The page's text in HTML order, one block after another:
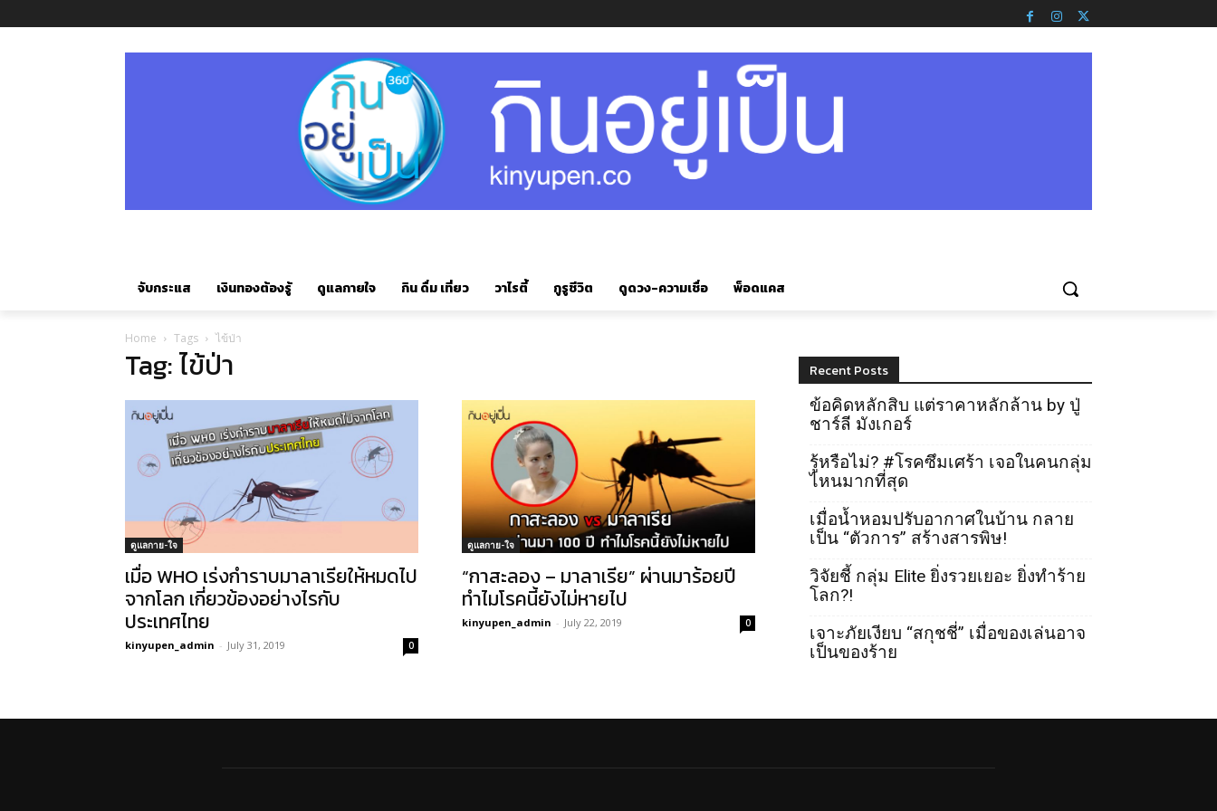
จับกระแส เงินทองต้องรู้ ดูแลกายใจ กิน ดื่ม เที่ยว วาไรตี้ กูรูชีวิต ดูดวง-ความเชื่อ พ็อดแคส
Home Tags ไข้ป่า
Tag: ไข้ป่า
ดูแลกาย-ใจ
เมื่อ WHO เร่งกำราบมาลาเรียให้หมดไป
จากโลก เกี่ยวข้องอย่างไรกับ
ประเทศไทย
kinyupen_admin - July 31, 2019 0
ดูแลกาย-ใจ
“กาสะลอง – มาลาเรีย” ผ่านมาร้อยปี
ทำไมโรคนี้ยังไม่หายไป
kinyupen_admin - July 22, 2019 0
Recent Posts
ข้อคิดหลักสิบ แต่ราคาหลักล้าน by ปู่
ชาร์ลี มังเกอร์
รู้หรือไม่? #โรคซึมเศร้า เจอในคนกลุ่ม
ไหนมากที่สุด
เมื่อน้ำหอมปรับอากาศในบ้าน กลาย
เป็น “ตัวการ” สร้างสารพิษ!
วิจัยชี้ กลุ่ม Elite ยิ่งรวยเยอะ ยิ่งทำร้าย
โลก?!
เจาะภัยเงียบ “สกุชชี่” เมื่อของเล่นอาจ
เป็นของร้าย